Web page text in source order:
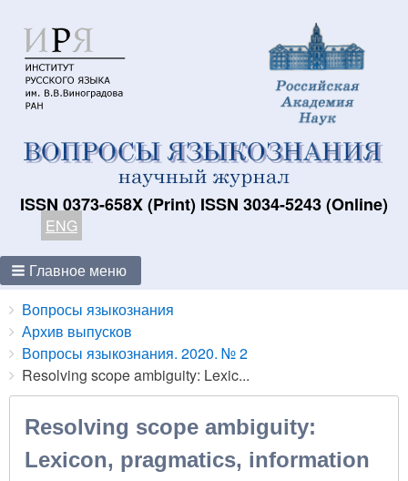
ISSN 0373-658X (Print) ISSN 3034-5243 (Online)
ENG
Главное меню
Breadcrumbs
You
are
here:
Вопросы языкознания
Архив выпусков
Вопросы языкознания. 2020. № 2
Resolving scope ambiguity: Lexic...
Resolving scope ambiguity:
Lexicon, pragmatics, information